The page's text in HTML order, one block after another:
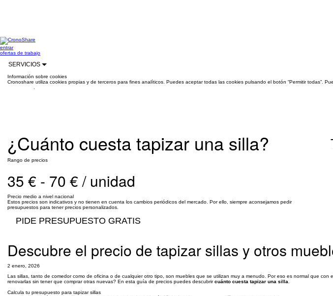
entrar
ofertas de trabajo
SERVICIOS
Información sobre cookies
Cronoshare utiliza cookies propias y de terceros para fines analíticos. Puedes aceptar todas las cookies pulsando el botón “Permitir todas”.
¿Cuánto cuesta tapizar una silla?
Rango de precios
35 € - 70 € / unidad
Precio medio a nivel nacional
Estos precios son indicativos y no tienen en cuenta los cambios periódicos del mercado. Por ello, siempre aconsejamos pedir
presupuestos para tener precios personalizados.
PIDE PRESUPUESTO GRATIS
Descubre el precio de tapizar sillas y otros
2 enero, 2026
Las sillas, tanto de comedor como de oficina o de cualquier otro tipo, son muebles que se utilizan muy a menudo. Por eso es normal que con
renovarlas sin tener que comprar otras nuevas? En esta guía de precios puedes descubrircuánto cuesta tapizar una silla
Calcula tu presupuesto para tapizar sillas